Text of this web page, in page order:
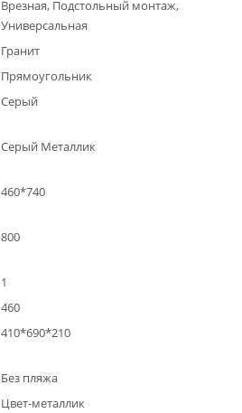
Врезная, Подстольный монтаж,
Универсальная
Гранит
Прямоугольник
Серый
Серый Металлик
460*740
800
1
460
410*690*210
Без пляжа
Цвет-металлик